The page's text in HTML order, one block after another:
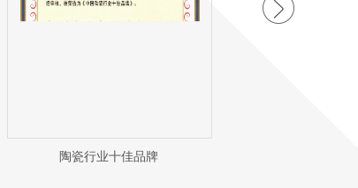
陶瓷行业十佳品牌